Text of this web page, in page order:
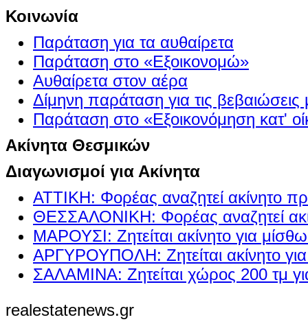
Κοινωνία
Παράταση για τα αυθαίρετα
Παράταση στο «Εξοικονομώ»
Αυθαίρετα στον αέρα
Δίμηνη παράταση για τις βεβαιώσεις
Παράταση στο «Εξοικονόμηση κατ'
Ακίνητα Θεσμικών
Διαγωνισμοί για Ακίνητα
ΑΤΤΙΚΗ: Φορέας αναζητεί ακίνητο
ΘΕΣΣΑΛΟΝΙΚΗ: Φορέας αναζητεί
ΜΑΡΟΥΣΙ: Ζητείται ακίνητο για
ΑΡΓΥΡΟΥΠΟΛΗ: Ζητείται ακίνητο
ΣΑΛΑΜΙΝΑ: Ζητείται χώρος 200 τμ
realestatenews.gr